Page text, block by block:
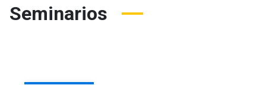
Seminarios